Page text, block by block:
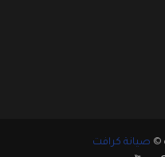
© صيانة كرافت